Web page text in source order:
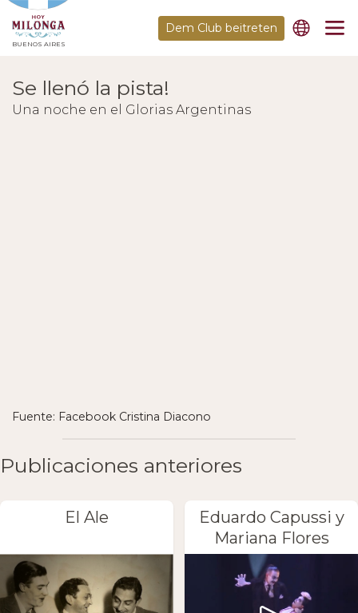
BUENOS AIRES
Dem Club beitreten
Se llenó la pista!
Una noche en el Glorias Argentinas
Fuente: Facebook Cristina Diacono
Publicaciones anteriores
El Ale
Eduardo Capussi y
Mariana Flores